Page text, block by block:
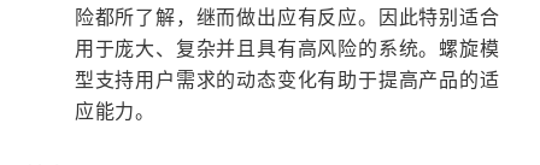
险都所了解，继而做出应有反应。因此特别适合
用于庞大、复杂并且具有高风险的系统。螺旋模
型支持用户需求的动态变化有助于提高产品的适
应能力。